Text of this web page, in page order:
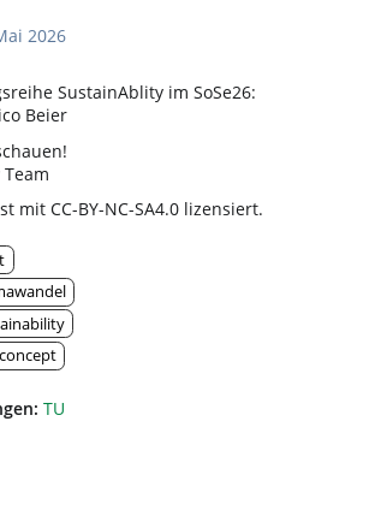
2026
SustainAblity im SoSe26:
Beier
mit CC-BY-NC-SA4.0 lizensiert.
TU